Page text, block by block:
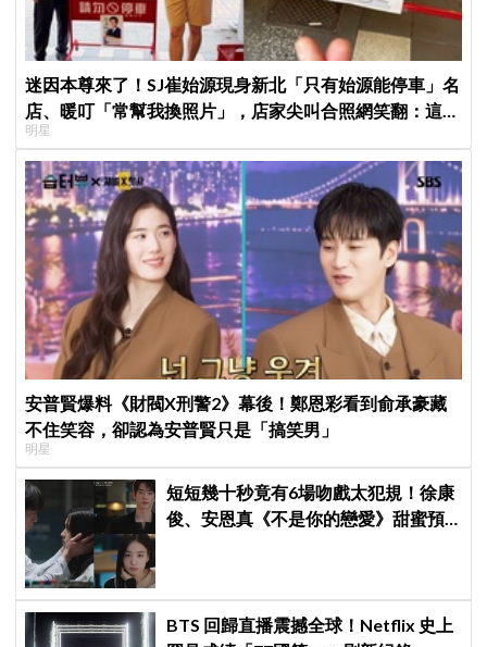
迷因本尊來了！SJ崔始源現身新北「只有始源能停車」名
店、暖叮「常幫我換照片」，店家尖叫合照網笑翻：這輩
子不能脫粉了
明星
安普賢爆料《財閥X刑警2》幕後！鄭恩彩看到俞承豪藏
不住笑容，卻認為安普賢只是「搞笑男」
明星
短短幾十秒竟有6場吻戲太犯規！徐康
俊、安恩真《不是你的戀愛》甜蜜預
BTS 回歸直播震撼全球！Netflix 史上